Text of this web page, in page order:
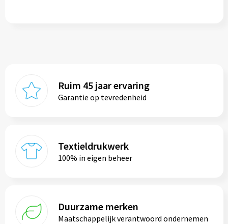
Ruim 45 jaar ervaring
Garantie op tevredenheid
Textieldrukwerk
100% in eigen beheer
Duurzame merken
Maatschappelijk verantwoord ondernemen